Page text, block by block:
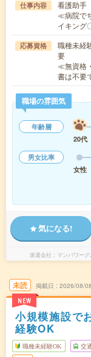
仕事内容
看護助手
≪病院で
イキング
応募資格
職種未経
要
≪無資格
書は不要
職場の雰囲気
年齢層
20代
男女比率
女性
気になる!
派遣会社 マンパワー
未読
NEW
掲載日 2026/08/08
小規模施設で
経験OK
職種未経験OK 交